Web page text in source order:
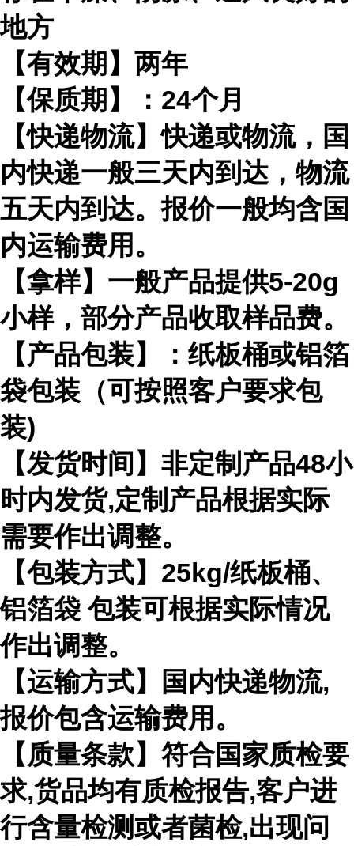
地方
【有效期】两年
【保质期】：24个月
【快递物流】快递或物流，国
内快递一般三天内到达，物流
五天内到达。报价一般均含国
内运输费用。
【拿样】一般产品提供5-20g
小样，部分产品收取样品费。
【产品包装】：纸板桶或铝箔
袋包装（可按照客户要求包
装)
【发货时间】非定制产品48小
时内发货,定制产品根据实际
需要作出调整。
【包装方式】25kg/纸板桶、
铝箔袋 包装可根据实际情况
作出调整。
【运输方式】国内快递物流,
报价包含运输费用。
【质量条款】符合国家质检要
求,货品均有质检报告,客户进
行含量检测或者菌检,出现问